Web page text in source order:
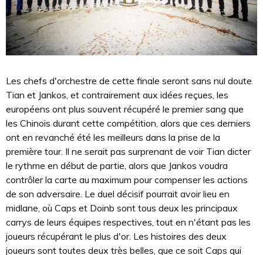
Les chefs d'orchestre de cette finale seront sans nul doute
Tian et Jankos, et contrairement aux idées reçues, les
européens ont plus souvent récupéré le premier sang que
les Chinois durant cette compétition, alors que ces derniers
ont en revanché été les meilleurs dans la prise de la
première tour. Il ne serait pas surprenant de voir Tian dicter
le rythme en début de partie, alors que Jankos voudra
contrôler la carte au maximum pour compenser les actions
de son adversaire. Le duel décisif pourrait avoir lieu en
midlane, où Caps et Doinb sont tous deux les principaux
carrys de leurs équipes respectives, tout en n'étant pas les
joueurs récupérant le plus d'or. Les histoires des deux
joueurs sont toutes deux très belles, que ce soit Caps qui